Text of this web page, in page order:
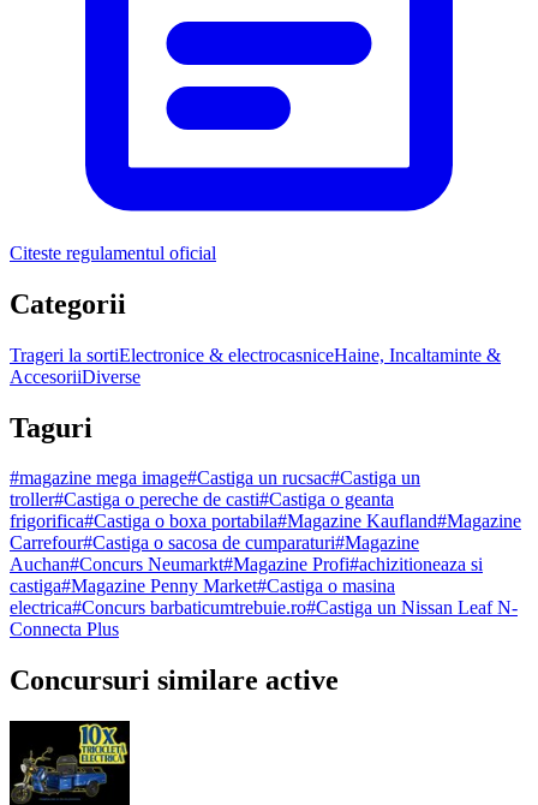
Citeste regulamentul oficial
Categorii
Trageri la sortiElectronice & electrocasniceHaine, Incaltaminte &
AccesoriiDiverse
Taguri
#magazine mega image#Castiga un rucsac#Castiga un
troller#Castiga o pereche de casti#Castiga o geanta
frigorifica#Castiga o boxa portabila#Magazine Kaufland#Magazine
Carrefour#Castiga o sacosa de cumparaturi#Magazine
Auchan#Concurs Neumarkt#Magazine Profi#achizitioneaza si
castiga#Magazine Penny Market#Castiga o masina
electrica#Concurs barbaticumtrebuie.ro#Castiga un Nissan Leaf N-
Connecta Plus
Concursuri similare active